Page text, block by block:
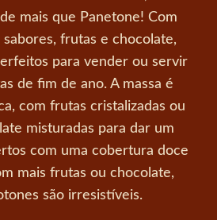
mais que Panetone! Com
sabores, frutas e chocolate,
para vender ou servir
de fim de ano. A massa é
com frutas cristalizadas ou
misturadas para dar um
com uma cobertura doce
mais frutas ou chocolate,
são irresistíveis.